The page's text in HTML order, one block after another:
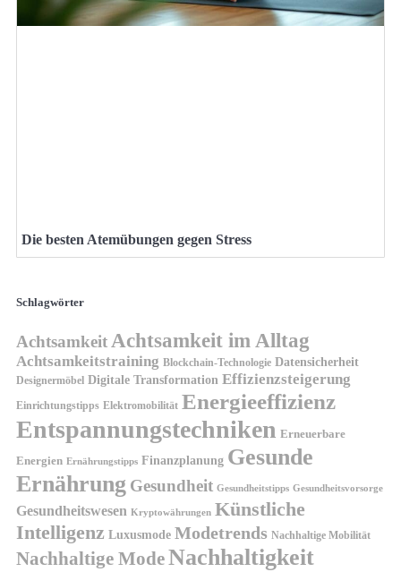
Die besten Atemübungen gegen Stress
Schlagwörter
Achtsamkeit Achtsamkeit im Alltag
Achtsamkeitstraining Blockchain-Technologie Datensicherheit
Designermöbel Digitale Transformation Effizienzsteigerung
Einrichtungstipps Elektromobilität Energieeffizienz
Entspannungstechniken Erneuerbare
Energien Ernährungstipps Finanzplanung Gesunde
Ernährung Gesundheit Gesundheitstipps Gesundheitsvorsorge
Gesundheitswesen Kryptowährungen Künstliche
Intelligenz Luxusmode Modetrends Nachhaltige Mobilität
Nachhaltige ModeNachhaltigkeit